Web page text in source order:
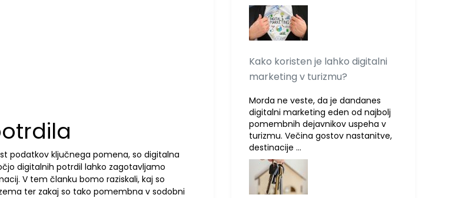
podatkov ključnega pomena, so digitalna
digitalnih potrdil lahko zagotavljamo
V tem članku bomo raziskali, kaj so
ter zakaj so tako pomembna v sodobni
Kako koristen je lahko digitalni
marketing v turizmu?
Morda ne veste, da je dandanes
digitalni marketing eden od najbolj
pomembnih dejavnikov uspeha v
turizmu. Večina gostov nastanitve,
destinacije …